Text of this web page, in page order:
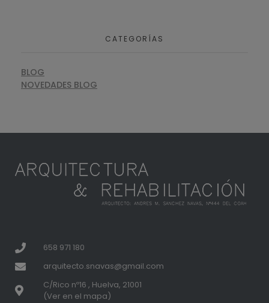
CATEGORÍAS
BLOG
NOVEDADES BLOG
658 971 180
arquitecto.snavas@gmail.com
C/Rico nº16 , Huelva, 21001
(Ver en el mapa)